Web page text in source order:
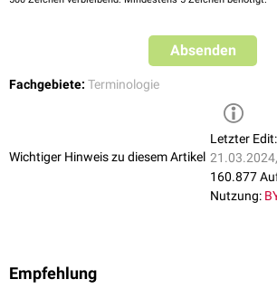
Absenden
Fachgebiete: Terminologie
Wichtiger Hinweis zu diesem Artikel
Letzter Edit:
160.877
Nutzung:
Empfehlung